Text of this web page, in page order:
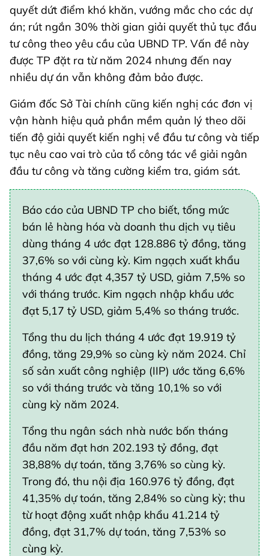
quyết dứt điểm khó khăn, vướng mắc cho các dự
án; rút ngắn 30% thời gian giải quyết thủ tục đầu
tư công theo yêu cầu của UBND TP. Vấn đề này
được TP đặt ra từ năm 2024 nhưng đến nay
nhiều dự án vẫn không đảm bảo được.
Giám đốc Sở Tài chính cũng kiến nghị các đơn vị
vận hành hiệu quả phần mềm quản lý theo dõi
tiến độ giải quyết kiến nghị về đầu tư công và tiếp
tục nêu cao vai trò của tổ công tác về giải ngân
đầu tư công và tăng cường kiểm tra, giám sát.
Báo cáo của UBND TP cho biết, tổng mức
bán lẻ hàng hóa và doanh thu dịch vụ tiêu
dùng tháng 4 ước đạt 128.886 tỷ đồng, tăng
37,6% so với cùng kỳ. Kim ngạch xuất khẩu
tháng 4 ước đạt 4,357 tỷ USD, giảm 7,5% so
với tháng trước. Kim ngạch nhập khẩu ước
đạt 5,17 tỷ USD, giảm 5,4% so tháng trước.
Tổng thu du lịch tháng 4 ước đạt 19.919 tỷ
đồng, tăng 29,9% so cùng kỳ năm 2024. Chỉ
số sản xuất công nghiệp (IIP) ước tăng 6,6%
so với tháng trước và tăng 10,1% so với
cùng kỳ năm 2024.
Tổng thu ngân sách nhà nước bốn tháng
đầu năm đạt hơn 202.193 tỷ đồng, đạt
38,88% dự toán, tăng 3,76% so cùng kỳ.
Trong đó, thu nội địa 160.976 tỷ đồng, đạt
41,35% dự toán, tăng 2,84% so cùng kỳ; thu
từ hoạt động xuất nhập khẩu 41.214 tỷ
đồng, đạt 31,7% dự toán, tăng 7,53% so
cùng kỳ.